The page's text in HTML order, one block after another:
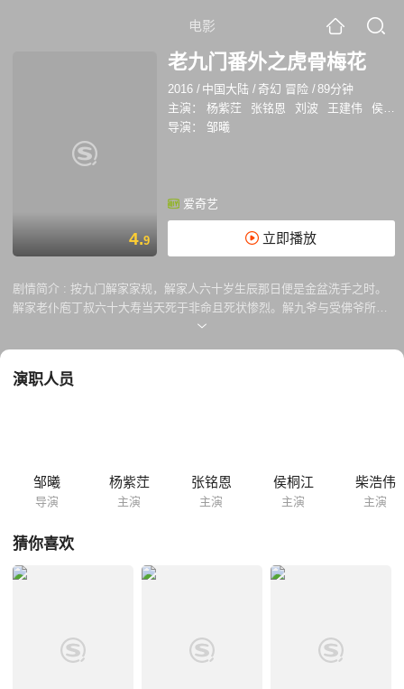
电影
4.9
老九门番外之虎骨梅花
2016 / 中国大陆 / 奇幻 冒险 /89分钟
主演：
杨紫茳 张铭恩 刘波 王建伟
侯桐江
导演：
邹曦
爱奇艺
立即播放
剧情简介 : 按九门解家家规，解家人六十岁生辰那日便是金盆洗手之时。
解家老仆庖丁叔六十大寿当天死于非命且死状惨烈。解九爷与受佛爷所
托、前来解家贺寿的张副官一同开始追查命案线索，却发现这宗谋杀案的
将被层层揭开… …
演职人员
邹曦
导演
杨紫茳
主演
张铭恩
主演
侯桐江
主演
柴浩伟
主演
猜你喜欢